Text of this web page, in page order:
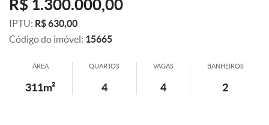
R$ 1.300.000,00
IPTU: R$ 630,00
Código do imóvel: 15665
ÁREA
311m²
QUARTOS
4
VAGAS
4
BANHEIROS
2